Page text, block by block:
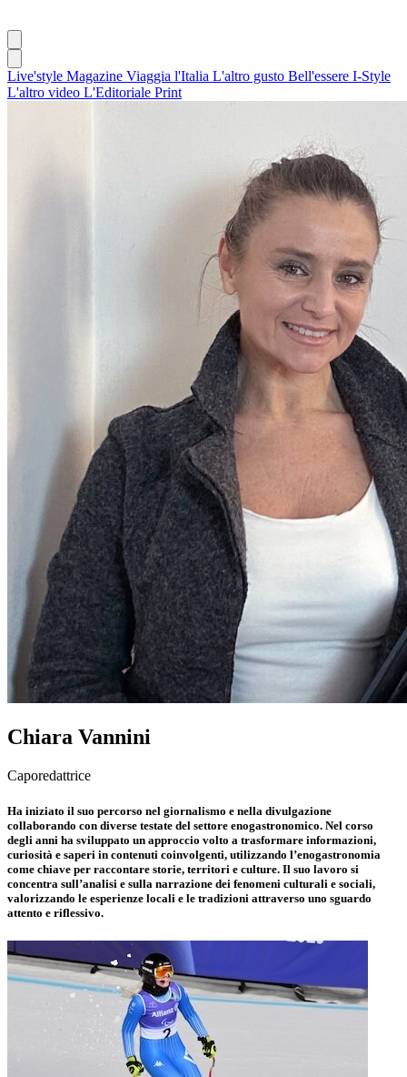
Live'style Magazine Viaggia l'Italia L'altro gusto Bell'essere I-Style
L'altro video L'Editoriale Print
Chiara Vannini
Caporedattrice
Ha iniziato il suo percorso nel giornalismo e nella divulgazione
collaborando con diverse testate del settore enogastronomico. Nel corso
degli anni ha sviluppato un approccio volto a trasformare informazioni,
curiosità e saperi in contenuti coinvolgenti, utilizzando l’enogastronomia
come chiave per raccontare storie, territori e culture. Il suo lavoro si
concentra sull’analisi e sulla narrazione dei fenomeni culturali e sociali,
valorizzando le esperienze locali e le tradizioni attraverso uno sguardo
attento e riflessivo.